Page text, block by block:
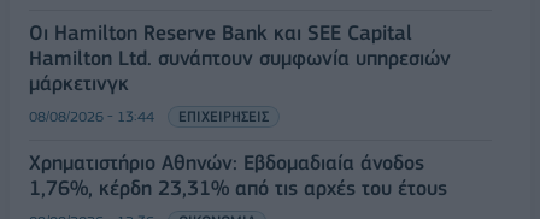
Οι Hamilton Reserve Bank και SEE Capital
Hamilton Ltd. συνάπτουν συμφωνία υπηρεσιών
μάρκετινγκ
08/08/2026 - 13:44 ΕΠΙΧΕΙΡΗΣΕΙΣ
Χρηματιστήριο Αθηνών: Εβδομαδιαία άνοδος
1,76%, κέρδη 23,31% από τις αρχές του έτους